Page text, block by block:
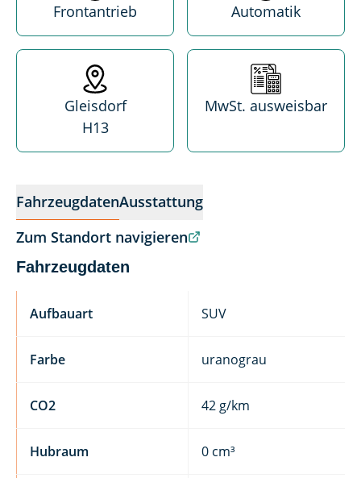
FahrzeugdatenAusstattung
Zum Standort navigieren
Fahrzeugdaten
Aufbauart SUV
Farbe uranograu
CO2 42 g/km
Hubraum 0 cm³
Frontantrieb Automatik
Standort
Gleisdorf
H13
MwSt.
MwSt. ausweisbar